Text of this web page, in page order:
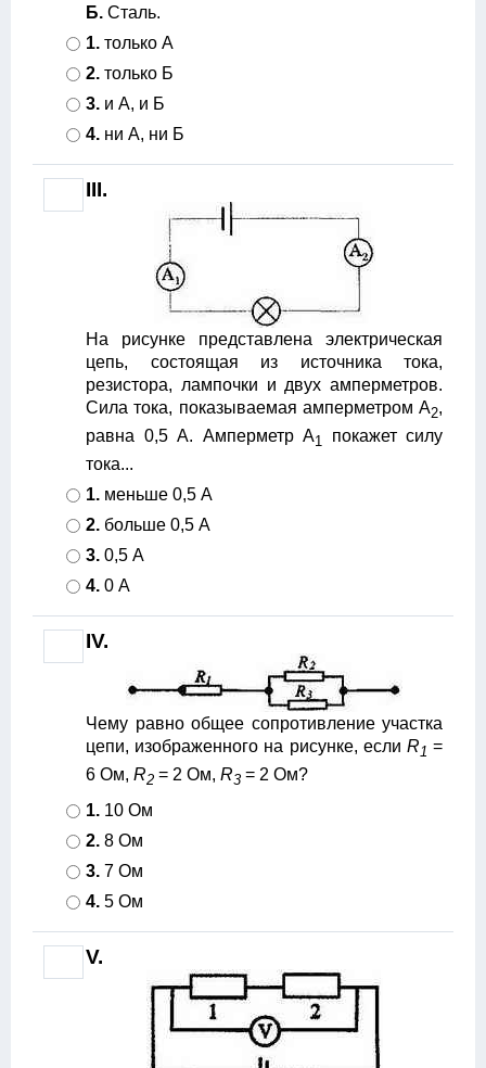
Б. Сталь.
1. только А
2. только Б
3. и А, и Б
4. ни А, ни Б
III.
На рисунке представлена электрическая
цепь, состоящая из источника тока,
резистора, лампочки и двух амперметров.
Сила тока, показываемая амперметром А2,
равна 0,5 А. Амперметр A1 покажет силу
тока...
1. меньше 0,5 А
2. больше 0,5 А
3. 0,5 А
4. 0 А
IV.
Чему равно общее сопротивление участка
цепи, изображенного на рисунке, если R1 =
6 Ом, R2 = 2 Ом, R3 = 2 Ом?
1. 10 Ом
2. 8 Ом
3. 7 Ом
4. 5 Ом
V.